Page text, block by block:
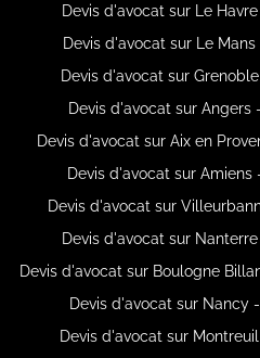
Devis d'avocat sur Le
Devis d'avocat sur Le
Devis d'avocat sur
Devis d'avocat sur Angers
Devis d'avocat sur Aix en
Devis d'avocat sur
Devis d'avocat sur
Devis d'avocat sur
Devis d'avocat sur Boulogne
Devis d'avocat sur Nancy
Devis d'avocat sur